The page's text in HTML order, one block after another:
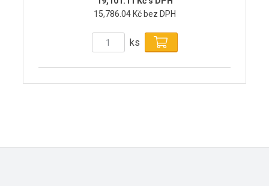
15,786.04 Kč bez DPH
ks